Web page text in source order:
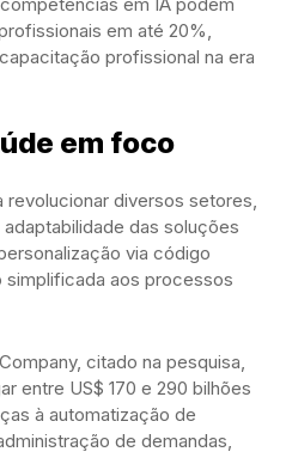
em até 20%,
profissional na era
em foco
revolucionar diversos setores,
das soluções
via código
aos processos
citado na pesquisa,
entre US$ 170 e 290 bilhões
à automatização de
de demandas,